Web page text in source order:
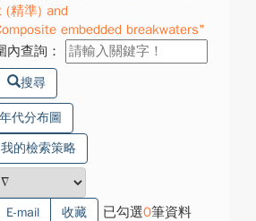
(精準) and
embedded breakwaters"
內查詢：
搜尋
代分布圖
我的檢索策略
E-mail 收藏 已勾選0筆資料